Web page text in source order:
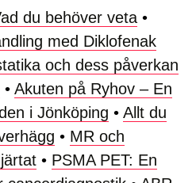
du behöver veta •
med Diklofenak
och dess påverkan
• Akuten på Ryhov – En
i Jönköping • Allt du
• MR och
• PSMA PET: En